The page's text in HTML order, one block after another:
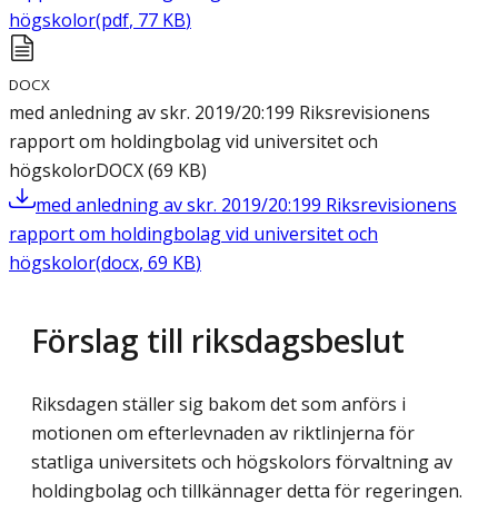
högskolor(pdf, 77 KB)
DOCX
med anledning av skr. 2019/20:199 Riksrevisionens
rapport om holdingbolag vid universitet och
högskolorDOCX(69 KB)
med anledning av skr. 2019/20:199 Riksrevisionens
rapport om holdingbolag vid universitet och
högskolor(docx, 69 KB)
Förslag till riksdagsbeslut
Riksdagen ställer sig bakom det som anförs i
motionen om efterlevnaden av riktlinjerna för
statliga universitets och högskolors förvaltning av
holdingbolag och tillkännager detta för regeringen.